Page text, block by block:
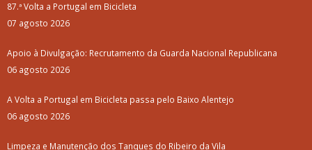
87.ª Volta a Portugal em Bicicleta
07 agosto 2026
Apoio à Divulgação: Recrutamento da Guarda Nacional Republicana
06 agosto 2026
A Volta a Portugal em Bicicleta passa pelo Baixo Alentejo
06 agosto 2026
Limpeza e Manutenção dos Tanques do Ribeiro da Vila